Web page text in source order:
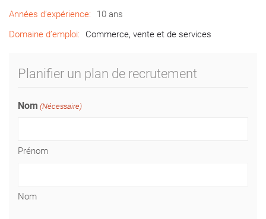
Années d’expérience:
10 ans
Domaine d’emploi:
Commerce, vente et de services
Planifier un plan de recrutement
Nom (Nécessaire)
Prénom
Nom